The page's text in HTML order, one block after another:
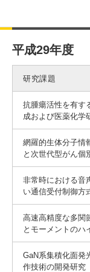
平成29年度
研究課題
抗腫瘍活性を有す
成および医薬化学
網羅的生体分子情
と次世代型がん個
非常時における音
い通信受付制御方
高速高精度な多関
とモーメントのハ
GaN系集積化面発
作技術の開発研究